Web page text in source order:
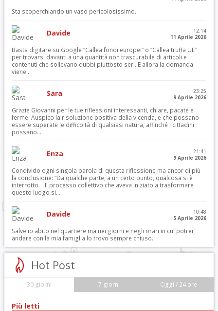
Sta scoperchiando un vaso pericolosissimo.
Davide
12:14
11 Aprile 2026
Basta digitare su Google “Callea fondi europei” o “Callea truffa UE”
per trovarsi davanti a una quantità non trascurabile di articoli e
contenuti che sollevano dubbi piuttosto seri. E allora la domanda
viene...
Sara
23:25
9 Aprile 2026
Grazie Giovanni per le tue riflessioni interessanti, chiare, pacate e
ferme. Auspico la risoluzione positiva della vicenda, e che possano
essere superate le difficoltà di qualsiasi natura, affinché i cittadini
possano...
Enza
21:41
9 Aprile 2026
Condivido ogni singola parola di questa riflessione ma ancor di più
la conclusione: “Da qualche parte, a un certo punto, qualcosa si è
interrotto. Il processo collettivo che aveva iniziato a trasformare
questo luogo si...
Davide
10:48
5 Aprile 2026
Salve io abito nel quartiere ma nei giorni e negli orari in cui potrei
andare con la mia famiglia lo trovo sempre chiuso..
Hot Post
30 giorni 7 giorni Oggi / 24 ore
Più letti